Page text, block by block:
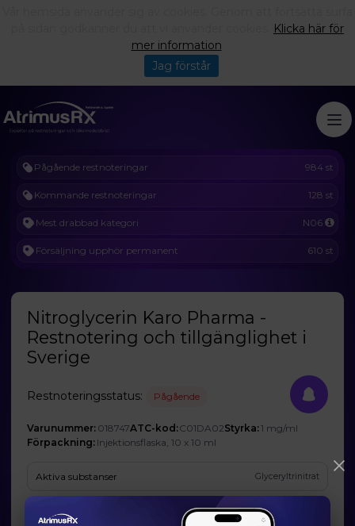
Pågående restnoteringar 984 st
Kommande restnoteringar 128 st
Mest drabbad kategori N06
Försäljning upphör permanent 610 st
Nitroglycerin Karo Pharma -
Restnotering och tillgänglighet i
Sverige
Restnoteringsstatus: Pågående
Varunummer: 018747ATC-kod:C01DA02Styrka:1 mg/ml
Förpackning: Injektionsflaska, 10 x 10 ml
Aktiva substanser Glyceryltrinitrat
Företag Karo Pharma AB
Klicka här för
mer information
Jag förstår